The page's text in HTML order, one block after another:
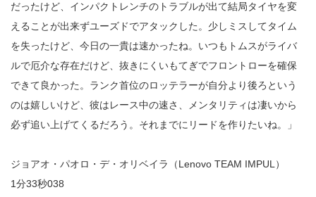
だったけど、インパクトレンチのトラブルが出て結局タイヤを変
えることが出来ずユーズドでアタックした。少しミスしてタイム
を失ったけど、今日の一貴は速かったね。いつもトムスがライバ
ルで厄介な存在だけど、抜きにくいもてぎでフロントローを確保
できて良かった。ランク首位のロッテラーが自分より後ろという
のは嬉しいけど、彼はレース中の速さ、メンタリティは凄いから
必ず追い上げてくるだろう。それまでにリードを作りたいね。」
ジョアオ・パオロ・デ・オリベイラ（Lenovo TEAM IMPUL）
1分33秒038